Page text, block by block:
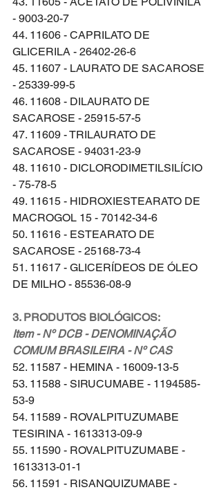
- 9003-20-7
44. 11606 - CAPRILATO DE
GLICERILA - 26402-26-6
45. 11607 - LAURATO DE SACAROSE
- 25339-99-5
46. 11608 - DILAURATO DE
SACAROSE - 25915-57-5
47. 11609 - TRILAURATO DE
SACAROSE - 94031-23-9
48. 11610 - DICLORODIMETILSILÍCIO
- 75-78-5
49. 11615 - HIDROXIESTEARATO DE
MACROGOL 15 - 70142-34-6
50. 11616 - ESTEARATO DE
SACAROSE - 25168-73-4
51. 11617 - GLICERÍDEOS DE ÓLEO
DE MILHO - 85536-08-9
3. PRODUTOS BIOLÓGICOS:
Item - Nº DCB - DENOMINAÇÃO
COMUM BRASILEIRA - Nº CAS
52. 11587 - HEMINA - 16009-13-5
53. 11588 - SIRUCUMABE - 1194585-
53-9
54. 11589 - ROVALPITUZUMABE
TESIRINA - 1613313-09-9
55. 11590 - ROVALPITUZUMABE -
1613313-01-1
56. 11591 - RISANQUIZUMABE -